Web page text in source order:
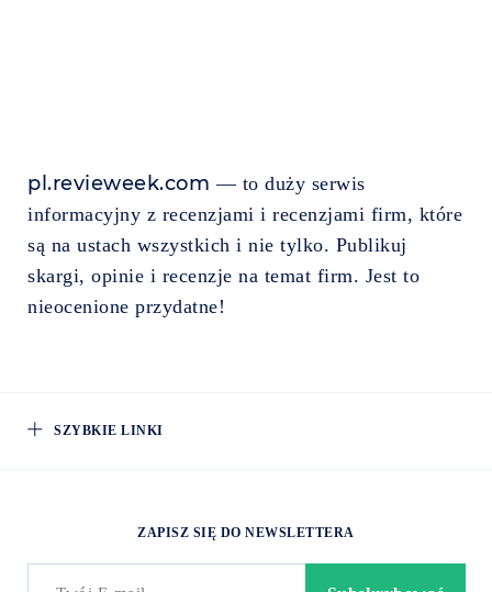
pl.revieweek.com — to duży serwis
informacyjny z recenzjami i recenzjami firm, które
są na ustach wszystkich i nie tylko. Publikuj
skargi, opinie i recenzje na temat firm. Jest to
nieocenione przydatne!
SZYBKIE LINKI
ZAPISZ SIĘ DO NEWSLETTERA